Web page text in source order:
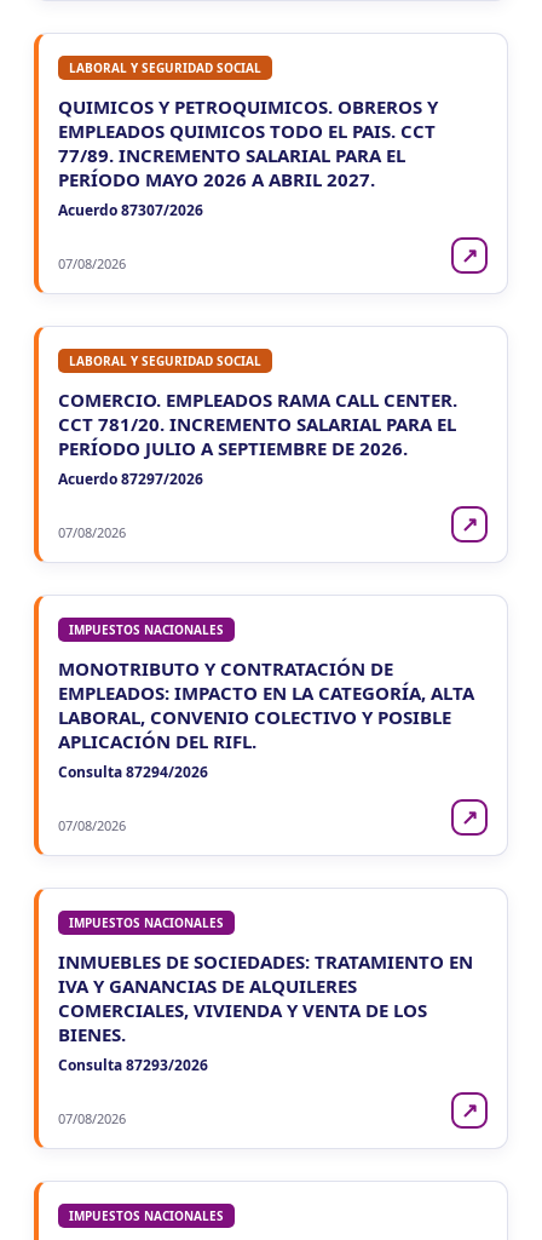
10
CUIT 0-2-3-…
LABORAL Y SEGURIDAD SOCIAL
QUIMICOS Y PETROQUIMICOS. OBREROS Y
EMPLEADOS QUIMICOS TODO EL PAIS. CCT
77/89. INCREMENTO SALARIAL PARA EL
PERÍODO MAYO 2026 A ABRIL 2027.
Acuerdo 87307/2026
07/08/2026 ↗
LABORAL Y SEGURIDAD SOCIAL
COMERCIO. EMPLEADOS RAMA CALL CENTER.
CCT 781/20. INCREMENTO SALARIAL PARA EL
PERÍODO JULIO A SEPTIEMBRE DE 2026.
Acuerdo 87297/2026
07/08/2026 ↗
IMPUESTOS NACIONALES
MONOTRIBUTO Y CONTRATACIÓN DE
EMPLEADOS: IMPACTO EN LA CATEGORÍA, ALTA
LABORAL, CONVENIO COLECTIVO Y POSIBLE
APLICACIÓN DEL RIFL.
Consulta 87294/2026
07/08/2026 ↗
IMPUESTOS NACIONALES
INMUEBLES DE SOCIEDADES: TRATAMIENTO EN
IVA Y GANANCIAS DE ALQUILERES
COMERCIALES, VIVIENDA Y VENTA DE LOS
BIENES.
Consulta 87293/2026
07/08/2026 ↗
IMPUESTOS NACIONALES